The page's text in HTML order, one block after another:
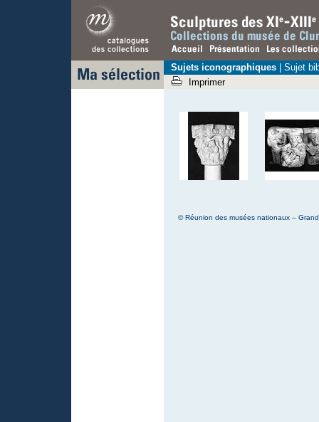
Sujets iconographiques
Sujet
Imprimer
© Réunion des musées nationaux –